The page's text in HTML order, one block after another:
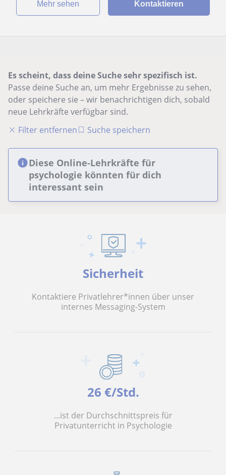
Mehr sehen Kontaktieren
Es scheint, dass deine Suche sehr spezifisch ist.
Passe deine Suche an, um mehr Ergebnisse zu sehen,
oder speichere sie – wir benachrichtigen dich, sobald
neue Lehrkräfte verfügbar sind.
Filter entfernen
Suche speichern
Diese Online-Lehrkräfte für
psychologie könnten für dich
interessant sein
Sicherheit
Kontaktiere Privatlehrer*innen über unser
internes Messaging-System
26 €/Std.
...ist der Durchschnittspreis für
Privatunterricht in Psychologie